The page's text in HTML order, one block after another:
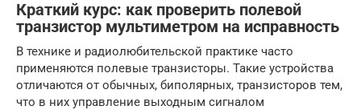
Краткий курс: как проверить полевой
транзистор мультиметром на исправность
В технике и радиолюбительской практике часто
применяются полевые транзисторы. Такие устройства
отличаются от обычных, биполярных, транзисторов тем,
что в них управление выходным сигналом